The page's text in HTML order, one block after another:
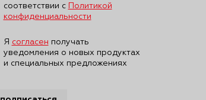
соответствии с Политикой
конфиденциальности
Я согласен получать
уведомления о новых продуктах
и специальных предложениях